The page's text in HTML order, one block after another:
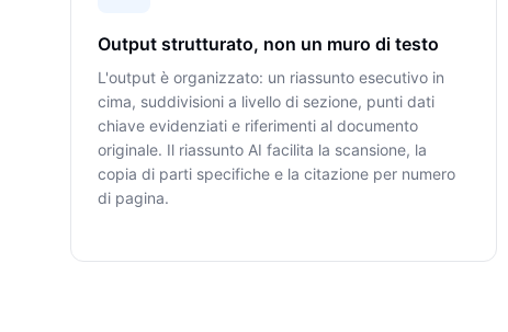
Output strutturato, non un muro di testo
L'output è organizzato: un riassunto esecutivo in
cima, suddivisioni a livello di sezione, punti dati
chiave evidenziati e riferimenti al documento
originale. Il riassunto AI facilita la scansione, la
copia di parti specifiche e la citazione per numero
di pagina.